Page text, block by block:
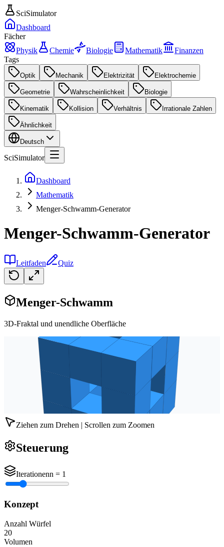
SciSimulator
Dashboard
Fächer
Physik
Chemie Biologie Mathematik
Finanzen
Tags
Optik Mechanik Elektrizität Elektrochemie
Geometrie Wahrscheinlichkeit Biologie
Kinematik Kollision Verhältnis Irrationale Zahlen
Ähnlichkeit
Deutsch
SciSimulator
Dashboard
Mathematik
Menger-Schwamm-Generator
Menger-Schwamm-Generator
Leitfaden Quiz
Menger-Schwamm
3D-Fraktal und unendliche Oberfläche
Ziehen zum Drehen | Scrollen zum Zoomen
Steuerung
Iterationenn = 1
Konzept
Anzahl Würfel
20
Volumen